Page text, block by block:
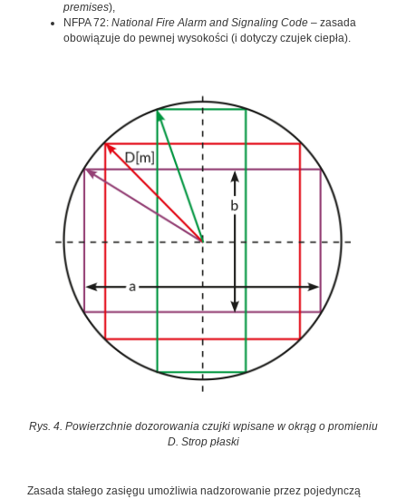
premises),
NFPA 72: National Fire Alarm and Signaling Code – zasada
obowiązuje do pewnej wysokości (i dotyczy czujek ciepła).
Rys. 4. Powierzchnie dozorowania czujki wpisane w okrąg o promieniu
D. Strop płaski
Zasada stałego zasięgu umożliwia nadzorowanie przez pojedynczą